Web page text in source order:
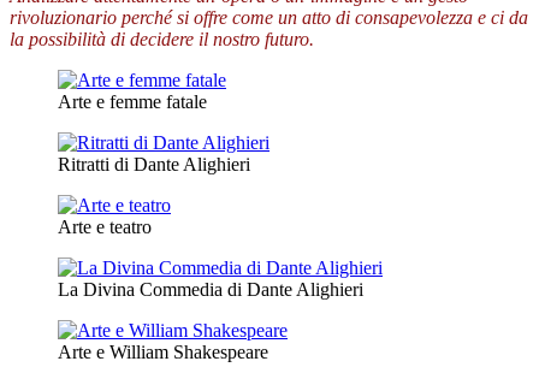
rivoluzionario perché si offre come un atto di consapevolezza e ci da
la possibilità di decidere il nostro futuro.
Arte e femme fatale
Ritratti di Dante Alighieri
Arte e teatro
La Divina Commedia di Dante Alighieri
Arte e William Shakespeare